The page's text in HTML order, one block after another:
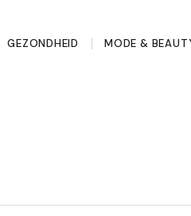
GEZONDHEID MODE &